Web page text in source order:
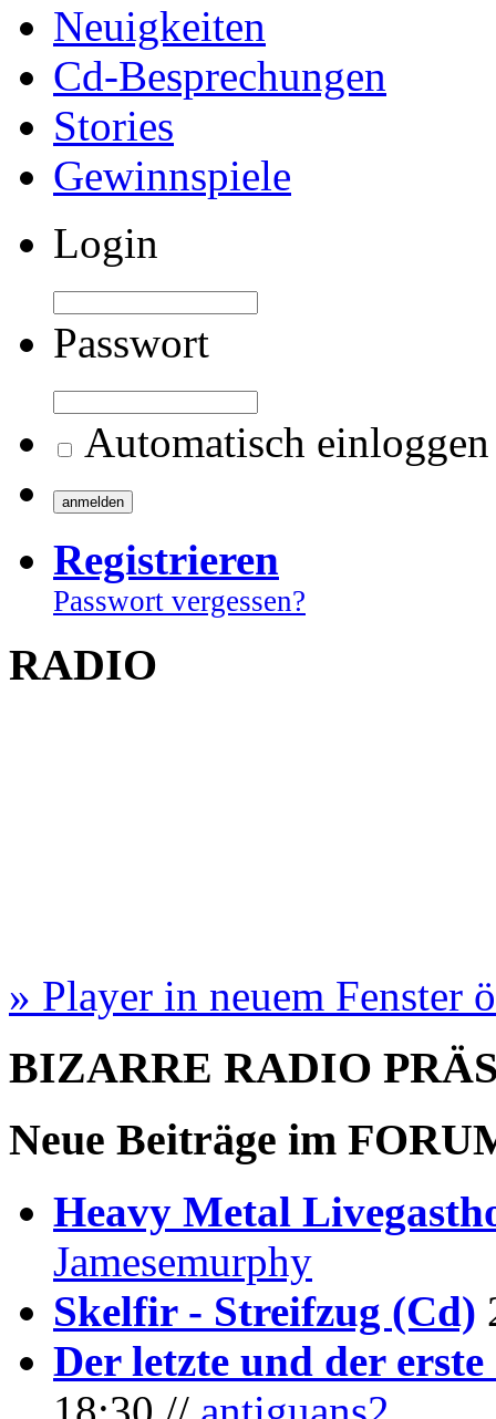
Neuigkeiten
Cd-Besprechungen
Stories
Gewinnspiele
Login
Passwort
Automatisch einloggen
Registrieren
Passwort vergessen?
RADIO
» Player in neuem Fenster
BIZARRE RADIO
Neue Beiträge im
Heavy Metal
Jamesemurphy
Skelfir - Streifzug (Cd)
Der letzte und der erste